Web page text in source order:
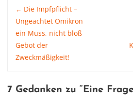
Post
navigation
← Die Impfpflicht –
Ungeachtet Omikron
ein Muss, nicht bloß
Gebot der
Zweckmäßigkeit!
7 Gedanken zu “ Eine